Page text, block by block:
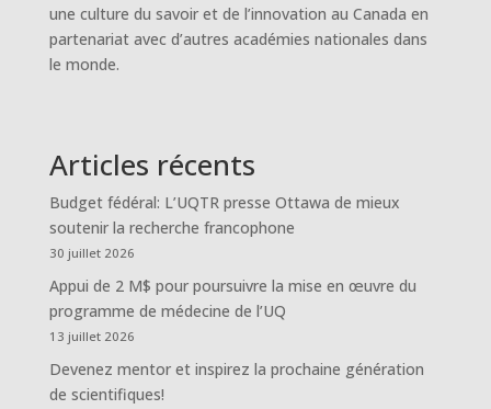
une culture du savoir et de l’innovation au Canada en
partenariat avec d’autres académies nationales dans
le monde.
Articles récents
Budget fédéral: L’UQTR presse Ottawa de mieux
soutenir la recherche francophone
30 juillet 2026
Appui de 2 M$ pour poursuivre la mise en œuvre du
programme de médecine de l’UQ
13 juillet 2026
Devenez mentor et inspirez la prochaine génération
de scientifiques!